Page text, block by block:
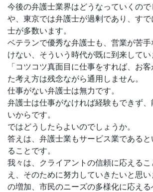
今後の弁護士業界はどうなっていくの
や、東京では弁護士が過剰であり、す
士が多数います。
ベテランで優秀な弁護士も、営業が苦
けない、そういう時代が既に到来してい
「コツコツ真面目に仕事をすれば、お
た考え方は残念ながら通用しません。
仕事がない弁護士は無力です。
弁護士は仕事がなければ経験もできず
いからです。
ではどうしたらよいのでしょうか。
答えは、弁護士業もサービス業である
ることです。
我々は、クライアントの信頼に応える
え、そのために努力していきたいと思
の増加、市民のニーズの多様化に応え